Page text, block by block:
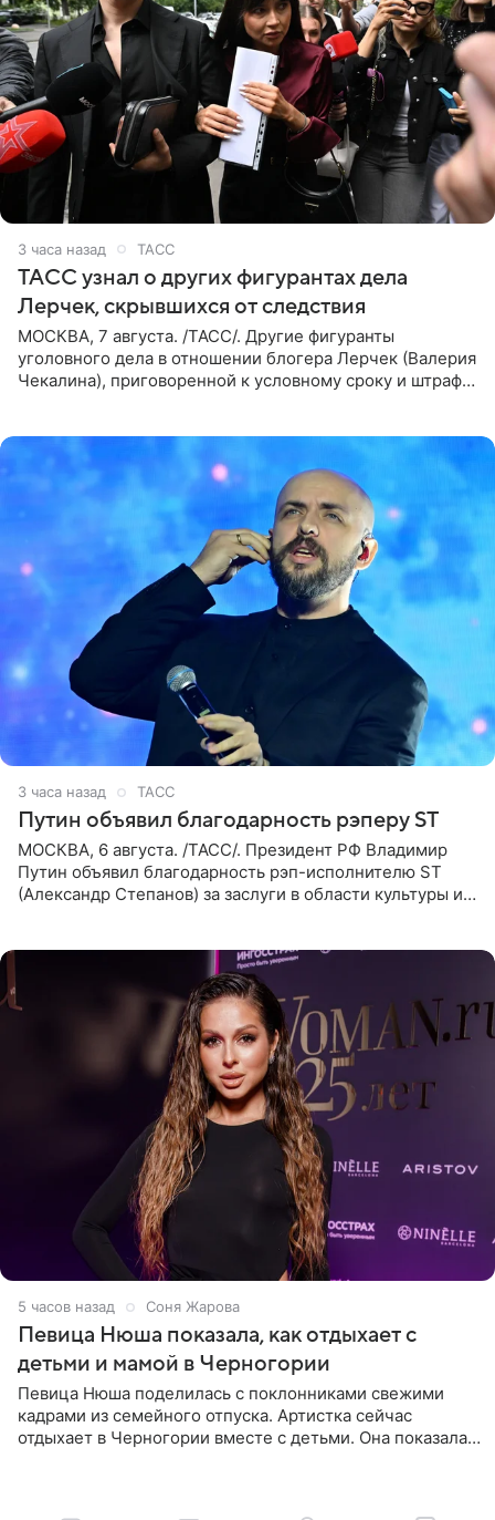
3 часа назад ТАСС
ТАСС узнал о других фигурантах дела
Лерчек, скрывшихся от следствия
МОСКВА, 7 августа. /ТАСС/. Другие фигуранты
уголовного дела в отношении блогера Лерчек (Валерия
Чекалина), приговоренной к условному сроку и штрафу,
3 часа назад ТАСС
Путин объявил благодарность рэперу ST
МОСКВА, 6 августа. /ТАСС/. Президент РФ Владимир
Путин объявил благодарность рэп-исполнителю ST
(Александр Степанов) за заслуги в области культуры и
5 часов назад Соня Жарова
Певица Нюша показала, как отдыхает с
детьми и мамой в Черногории
Певица Нюша поделилась с поклонниками свежими
кадрами из семейного отпуска. Артистка сейчас
отдыхает в Черногории вместе с детьми. Она показала,